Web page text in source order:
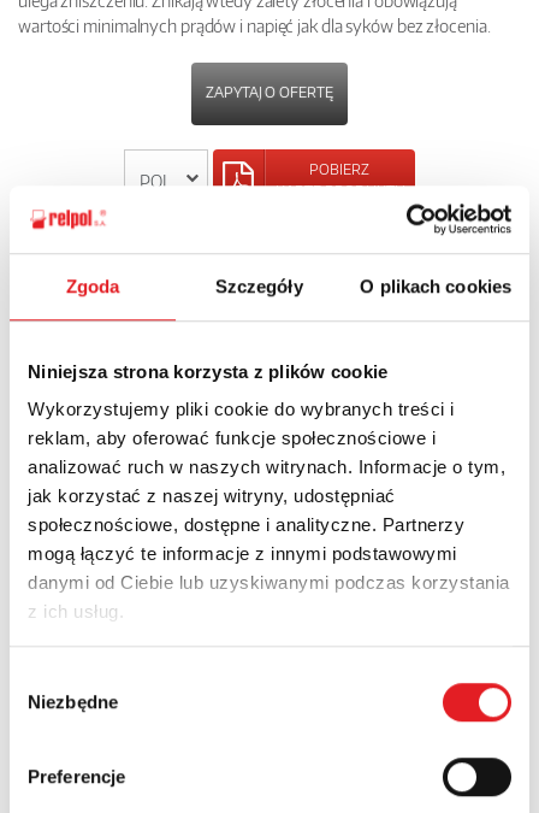
Zgoda Szczegóły O plikach cookies
Niniejsza strona korzysta z plików cookie
Wykorzystujemy pliki cookie do wybranych treści i
reklam, aby oferować funkcje społecznościowe i
analizować ruch w naszych witrynach. Informacje o tym,
jak korzystać z naszej witryny, udostępniać
społecznościowe, dostępne i analityczne. Partnerzy
mogą łączyć te informacje z innymi podstawowymi
danymi od Ciebie lub uzyskiwanymi podczas korzystania
z ich usług.
zgody
Niezbędne
Preferencje
wartości minimalnych prądów i napięć jak dla syków bez złocenia.
ZAPYTAJ O OFERTĘ
POBIERZ
KARTĘ PRODUKTU
Zapytaj o szczegóły oferty
Imię i nazwisko: *
Adres e-mail: *
Nazwa firmy: